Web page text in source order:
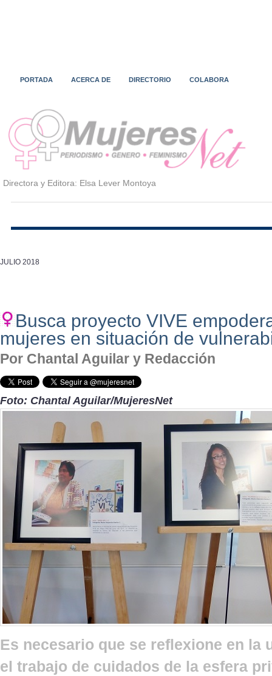
PORTADA ACERCA DE DIRECTORIO COLABORA
Directora y Editora: Elsa Lever Montoya
JULIO 2018
Busca proyecto VIVE
mujeres en situación de
Por Chantal Aguilar y Redacción
Foto: Chantal Aguilar/MujeresNet
Es necesario que se reflexione en la
el trabajo de cuidados de la esfera